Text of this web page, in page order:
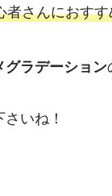
者さんにおす
グラデーション
いね！